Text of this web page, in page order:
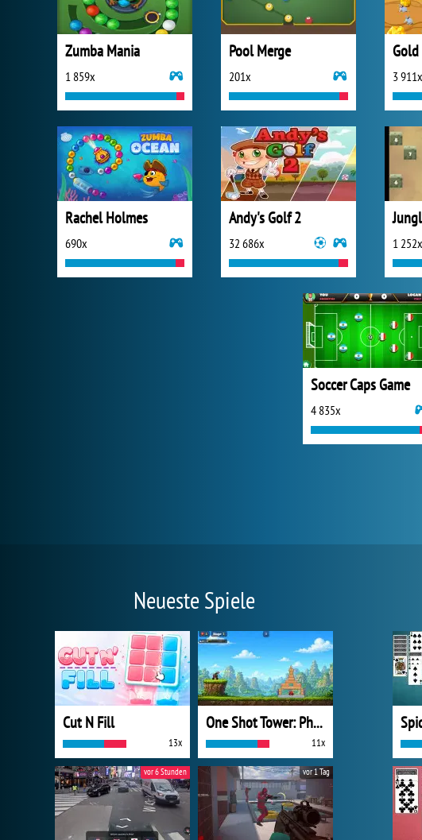
Zumba Mania
1 859x
Pool Merge
201x 3 911x
Rachel Holmes
690x
Andy's Golf 2
32 686x 1 252x
Soccer Caps Game
4 835x
Neueste Spiele
Cut N Fill
13x
One Shot Tower: Physics Destroyer
11x
vor 6 Stunden vor 1 Tag